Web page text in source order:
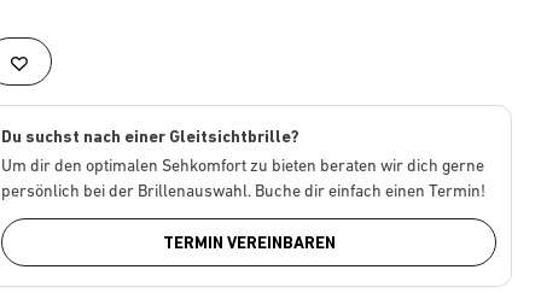
Du suchst nach einer Gleitsichtbrille?
Um dir den optimalen Sehkomfort zu bieten beraten wir dich gerne
persönlich bei der Brillenauswahl. Buche dir einfach einen Termin!
TERMIN VEREINBAREN